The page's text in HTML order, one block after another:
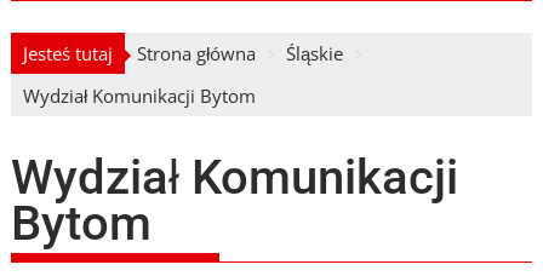
Jesteś tutaj Strona główna
Śląskie
Wydział Komunikacji Bytom
Wydział Komunikacji
Bytom